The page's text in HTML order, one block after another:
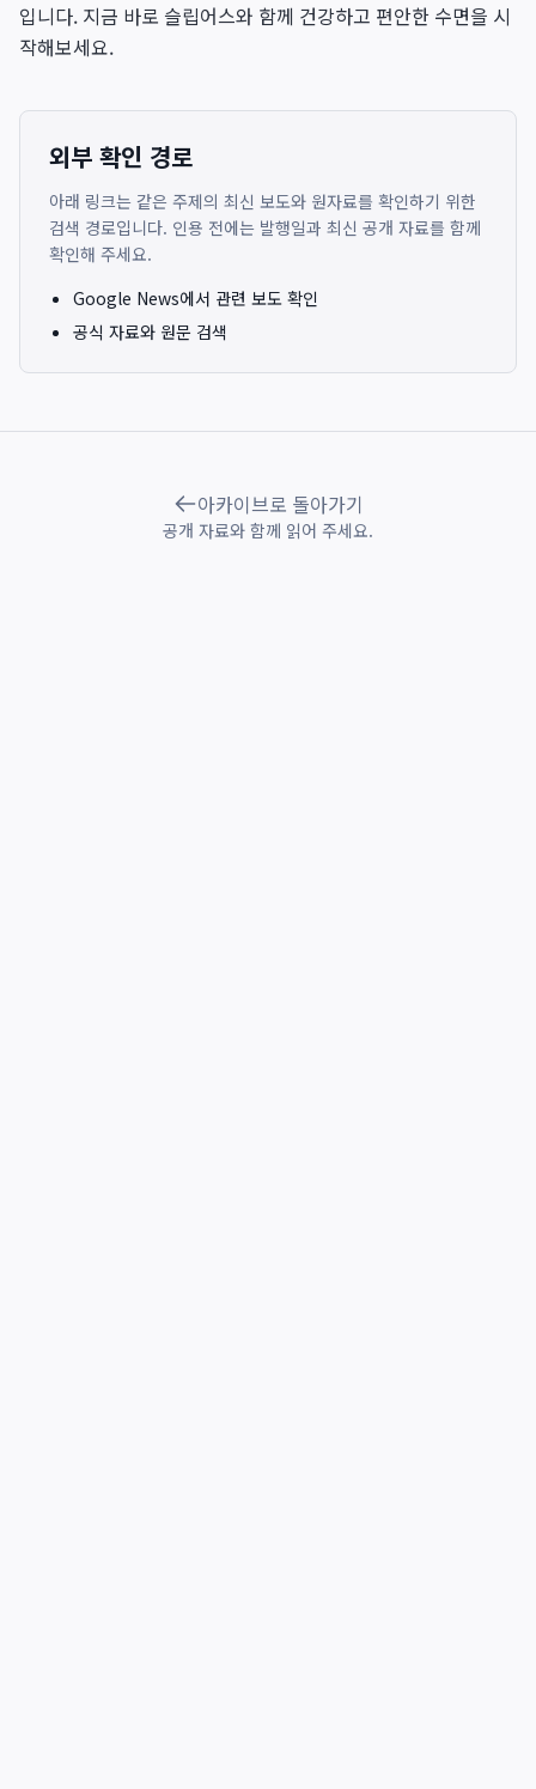
입니다. 지금 바로 슬립어스와 함께 건강하고 편안한 수면을 시
작해보세요.
외부 확인 경로
아래 링크는 같은 주제의 최신 보도와 원자료를 확인하기 위한
검색 경로입니다. 인용 전에는 발행일과 최신 공개 자료를 함께
확인해 주세요.
Google News에서 관련 보도 확인
공식 자료와 원문 검색
아카이브로 돌아가기
공개 자료와 함께 읽어 주세요.